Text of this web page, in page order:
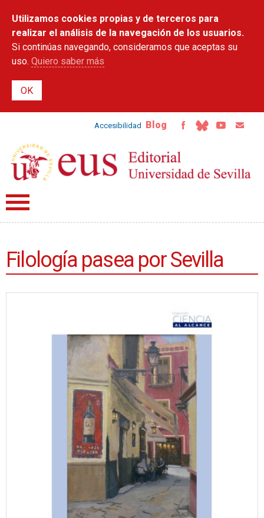
contenido
principal
Utilizamos cookies propias y de terceros para
realizar el análisis de la navegación de los usuarios.
Si continúas navegando, consideramos que aceptas su
uso. Quiero saber más
Accesibilidad Blog
Filología pasea por Sevilla